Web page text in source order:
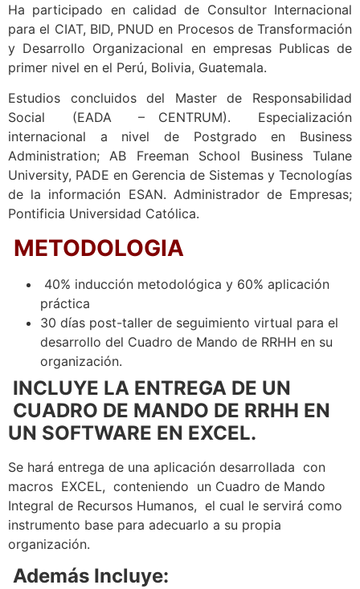
Ha participado en calidad de Consultor Internacional
para el CIAT, BID, PNUD en Procesos de Transformación
y Desarrollo Organizacional en empresas Publicas de
primer nivel en el Perú, Bolivia, Guatemala.
Estudios concluidos del Master de Responsabilidad
Social (EADA – CENTRUM). Especialización
internacional a nivel de Postgrado en Business
Administration; AB Freeman School Business Tulane
University, PADE en Gerencia de Sistemas y Tecnologías
de la información ESAN. Administrador de Empresas;
Pontificia Universidad Católica.
METODOLOGIA
40% inducción metodológica y 60% aplicación
práctica
30 días post-taller de seguimiento virtual para el
desarrollo del Cuadro de Mando de RRHH en su
organización.
INCLUYE LA ENTREGA DE UN
CUADRO DE MANDO DE RRHH EN
UN SOFTWARE EN EXCEL.
Se hará entrega de una aplicación desarrollada con
macros EXCEL, conteniendo un Cuadro de Mando
Integral de Recursos Humanos, el cual le servirá como
instrumento base para adecuarlo a su propia
organización.
Además Incluye: